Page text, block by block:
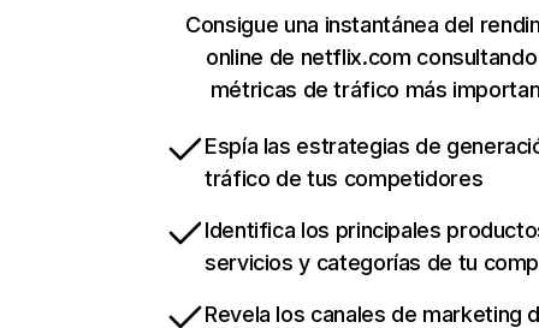
Consigue una instantánea del
online de netflix.com
métricas de tráfico más
Espía las estrategias de
tráfico de tus competidores
Identifica los principales
servicios y categorías de tu
Revela los canales de marketing